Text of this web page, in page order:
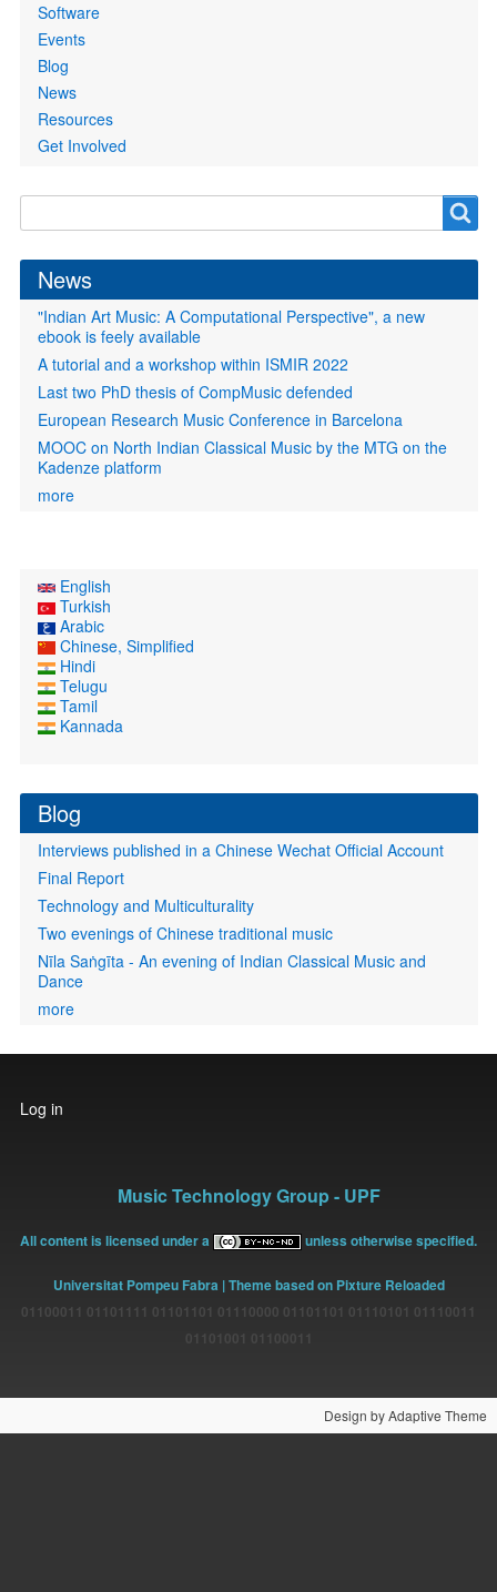
Software
Events
Blog
News
Resources
Get Involved
form
News
"Indian Art Music: A Computational Perspective", a new
ebook is feely available
A tutorial and a workshop within ISMIR 2022
Last two PhD thesis of CompMusic defended
European Research Music Conference in Barcelona
MOOC on North Indian Classical Music by the MTG on the
Kadenze platform
more
English
Turkish
Arabic
Chinese, Simplified
Hindi
Telugu
Tamil
Kannada
Blog
Interviews published in a Chinese Wechat Official Account
Final Report
Technology and Multiculturality
Two evenings of Chinese traditional music
Nīla Saṅgīta - An evening of Indian Classical Music and
Dance
more
User
account
Log in
Music Technology Group - UPF
All content is licensed under a unless otherwise specified.
Universitat Pompeu Fabra | Theme based on Pixture Reloaded
01100011 01101111 01101101 01110000 01101101 01110101 01110011
Design by Adaptive Theme